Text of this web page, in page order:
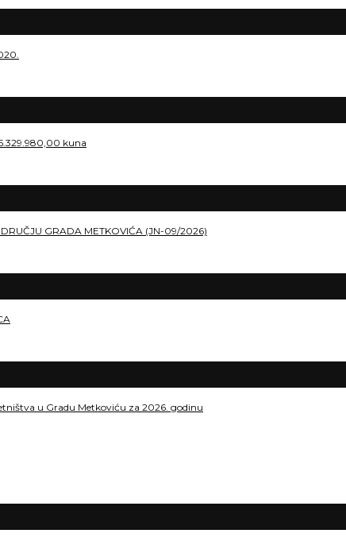
kuna
GRADA METKOVIĆA (JN-09/2026)
u Gradu Metkoviću za 2026. godinu